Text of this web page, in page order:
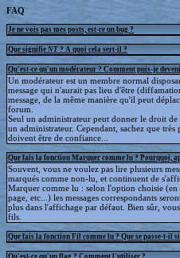
FAQ
Je ne vois pas mes posts, est-ce un bug ?
Que signifie NT ? A quoi cela sert-il ?
Qu'est-ce qu'un modérateur ? Comment puis-je
Un modérateur est un membre normal
message qui n'aurait pas lieu d'être
message, de la même manière qu'il peut
forum.
Seul un administrateur peut donner le droit
un administrateur. Cependant, sachez que
doivent être de confiance...
Que fais la fonction Marquer comme lu ? Pourquoi,
Souvent, vous ne voulez pas lire plusieurs
marqués comme non-lu, et continuent de
Marquer comme lu : selon l'option choisie (en
page, etc...) les messages correspondants
plus dans l'affichage par défaut. Bien sûr,
fils.
Que fais la fonction Fil comme lu ? Que se passe-t-il
Qu'est-ce qu'un flag ? Comment l'utiliser ?